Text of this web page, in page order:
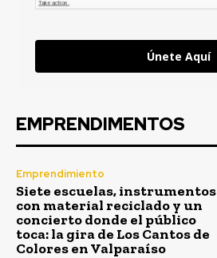
Únete Aquí
EMPRENDIMENTOS
Emprendimiento
Siete escuelas, instrumentos
con material reciclado y un
concierto donde el público
toca: la gira de Los Cantos de
Colores en Valparaíso